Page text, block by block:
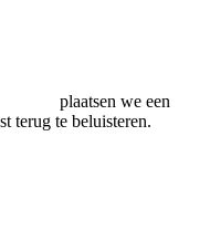
plaatsen we een
terug te beluisteren.